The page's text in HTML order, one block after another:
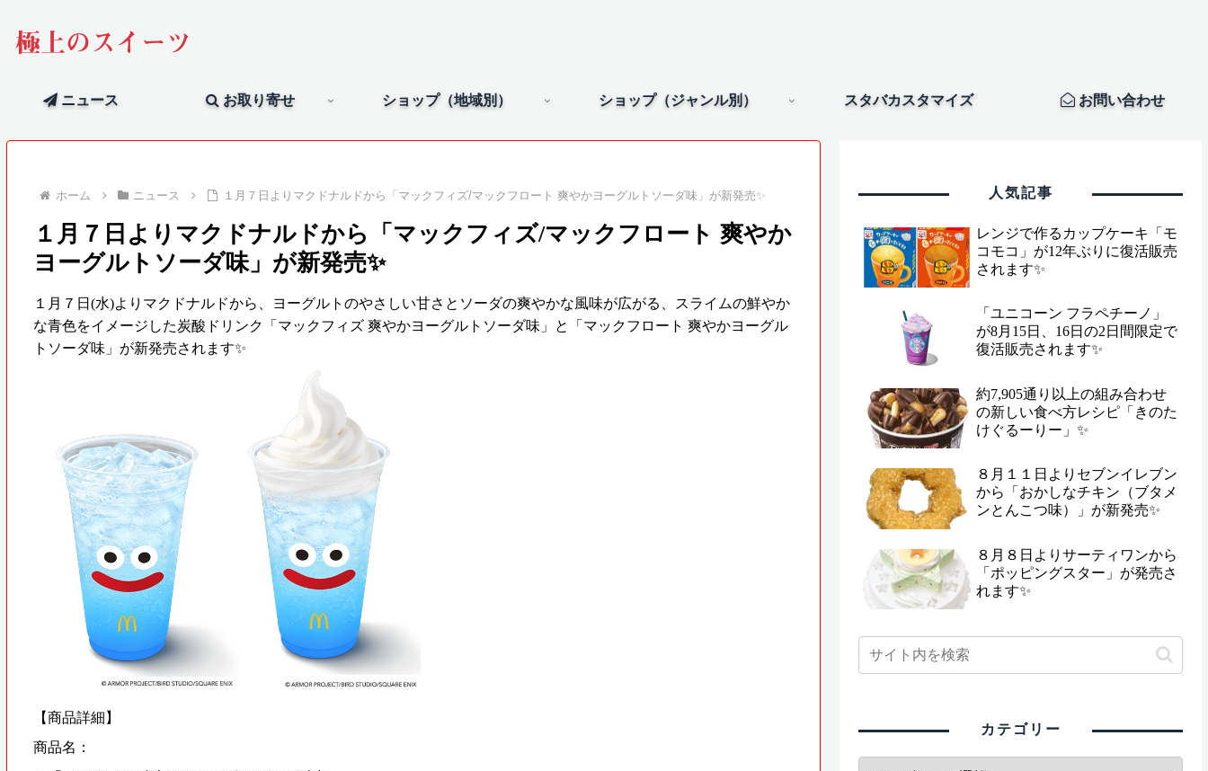
極上のスイーツ
ニュース お取り寄せ ショップ（地域別） ショップ（ジャンル別） スタバカスタマイズ お問い合わせ
ホーム ニュース １月７日よりマクドナルドから「マックフィズ/マックフロート 爽やかヨーグルトソーダ味」が新発売✨
１月７日よりマクドナルドから「マックフィズ/マックフロート 爽やか
ヨーグルトソーダ味」が新発売✨
１月７日(水)よりマクドナルドから、ヨーグルトのやさしい甘さとソーダの爽やかな風味が広がる、スライムの鮮やか
な青色をイメージした炭酸ドリンク「マックフィズ 爽やかヨーグルトソーダ味」と「マックフロート 爽やかヨーグル
トソーダ味」が新発売されます✨
【商品詳細】
商品名：
人気記事
レンジで作るカップケーキ「モ
コモコ」が12年ぶりに復活販売
されます✨
「ユニコーン フラペチーノ」
が8月15日、16日の2日間限定で
復活販売されます✨
約7,905通り以上の組み合わせ
の新しい食べ方レシピ「きのた
けぐるーりー」✨
８月１１日よりセブンイレブン
から「おかしなチキン（ブタメ
ンとんこつ味）」が新発売✨
８月８日よりサーティワンから
「ポッピングスター」が発売さ
れます✨
カテゴリー